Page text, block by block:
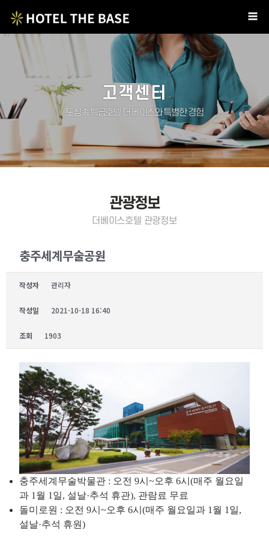
고객센터
도심속 특급호텔 더 베이스와 특별한 경험
관광정보
더베이스호텔 관광정보
충주세계무술공원
작성자 관리자
작성일 2021-10-18 16:40
조회 1903
충주세계무술박물관 : 오전 9시~오후 6시(매주 월요일
과 1월 1일, 설날·추석 휴관), 관람료 무료
돌미로원 : 오전 9시~오후 6시(매주 월요일과 1월 1일,
설날·추석 휴원)